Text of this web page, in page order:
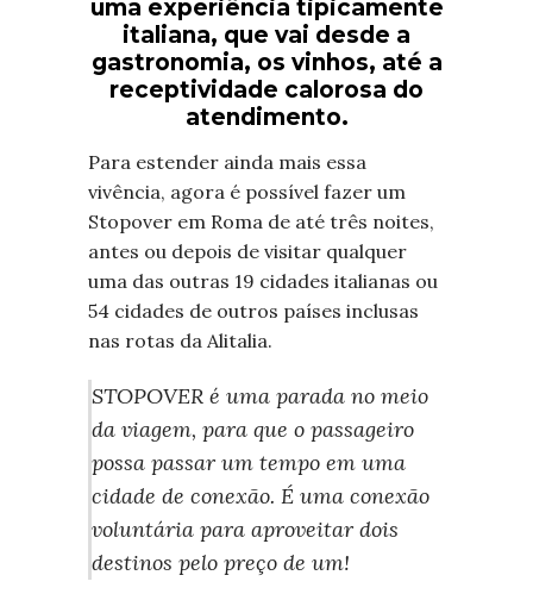
uma experiência tipicamente
italiana, que vai desde a
gastronomia, os vinhos, até a
receptividade calorosa do
atendimento.
Para estender ainda mais essa
vivência, agora é possível fazer um
Stopover em Roma de até três noites,
antes ou depois de visitar qualquer
uma das outras 19 cidades italianas ou
54 cidades de outros países inclusas
nas rotas da Alitalia.
STOPOVER é uma parada no meio
da viagem, para que o passageiro
possa passar um tempo em uma
cidade de conexão. É uma conexão
voluntária para aproveitar dois
destinos pelo preço de um!